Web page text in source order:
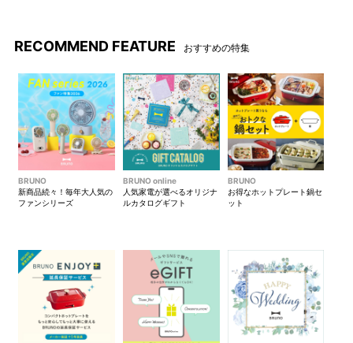
RECOMMEND FEATURE おすすめの特集
BRUNO
新商品続々！毎年大人気の
ファンシリーズ
BRUNO online
人気家電が選べるオリジナ
ルカタログギフト
BRUNO
お得なホットプレート鍋セ
ット